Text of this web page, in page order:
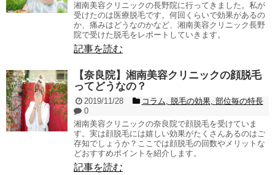
湘南美容クリニックの長野院に行ってきました。私が
受けたのは医療脱毛です。何回くらいで効果があるの
か、痛みはどうなのかなど、湘南美容クリニック長野
院で受けた脱毛をレポートしていきます。
記事を読む
【奈良院】湘南美容クリニックの顔脱毛
ってどうなの？
2019/11/28 コラム, 脱毛の効果, 部位毎の特長
0
湘南美容クリニックの奈良院で顔脱毛を受けていま
す。実は顔脱毛には嬉しい効果がたくさんあるのはご
存知でしょうか？ここでは顔脱毛の回数やメリットな
どおすすめポイントを紹介します。
記事を読む